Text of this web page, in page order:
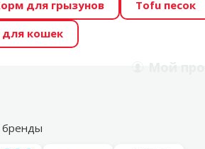
цены на ТОП-овые корма! 🍖
Твой питомец станет звездой
для грызунов
Tofu песок
кошек
бренды